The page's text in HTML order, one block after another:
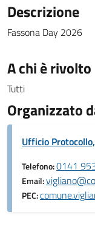
Descrizione
Fassona Day 2026
A chi è rivolto
Tutti
Organizzato
Ufficio
Telefono:0141
Email:
PEC: